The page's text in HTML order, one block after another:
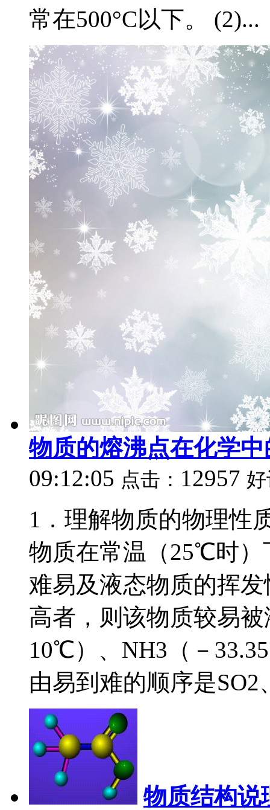
常在500°C以下。 (2)...
物质的熔沸点在化学
09:12:05 点击： 12957
1．理解物质的物理性
物质在常温（25℃时）
难易及液态物质的挥
高者，则该物质较易
10℃）、NH3（－
由易到难的顺序是SO2
物质结构说